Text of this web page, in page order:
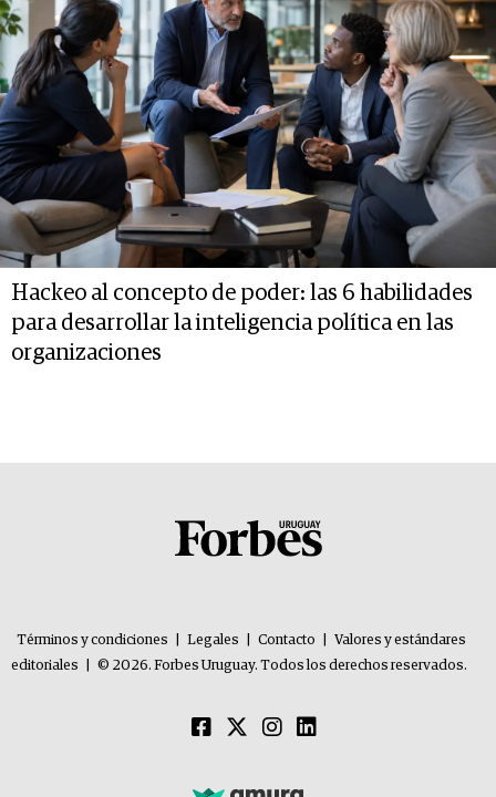
Hackeo al concepto de poder: las 6 habilidades
para desarrollar la inteligencia política en las
organizaciones
Términos y condiciones Legales Contacto
Valores y estándares
editoriales
© 2026. Forbes Uruguay. Todos los derechos reservados.